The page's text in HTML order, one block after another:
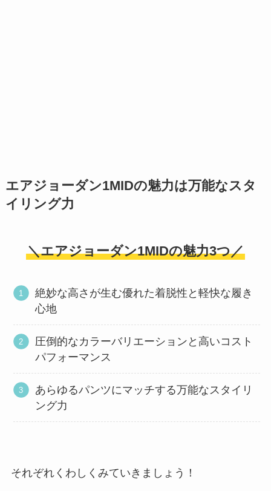
エアジョーダン1MIDの魅力は万能なスタ
イリング力
＼エアジョーダン1MIDの魅力3つ／
絶妙な高さが生む優れた着脱性と軽快な履き
心地
圧倒的なカラーバリエーションと高いコスト
パフォーマンス
あらゆるパンツにマッチする万能なスタイリ
ング力
それぞれくわしくみていきましょう！